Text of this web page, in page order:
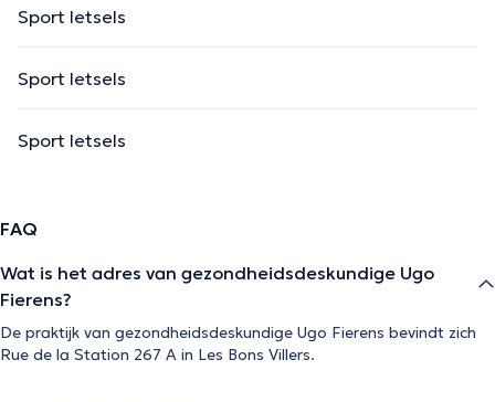
Sport letsels
Sport letsels
Sport letsels
FAQ
Wat is het adres van gezondheidsdeskundige Ugo
Fierens?
De praktijk van gezondheidsdeskundige Ugo Fierens bevindt zich
Rue de la Station 267 A in Les Bons Villers.